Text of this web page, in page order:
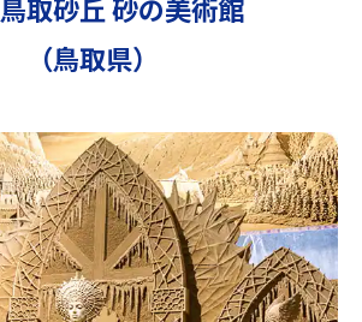
鳥取砂丘 砂の美術館
（鳥取県）